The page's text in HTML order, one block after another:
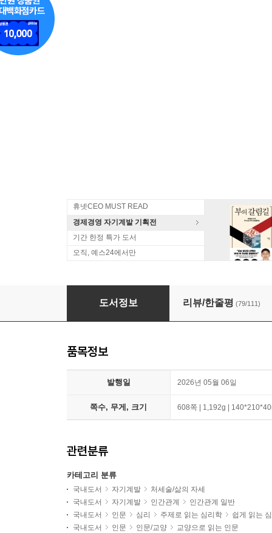
휴넷CEO MUST READ
경제경영 자기계발 기획전
기간 한정 특가 도서
오직, 예스24에서만
나는 왜 자꾸 내 탓을 할까 + 쪼개기 법칙 세트
도서정보 리뷰/한줄평 (79/111)
품목정보
발행일 2026년 05월 06일
쪽수, 무게, 크기 608쪽 | 1,192g |
관련분류
카테고리 분류
국내도서 자기계발
처세술/삶의 자세
국내도서
자기계발 인간관계
인간관계 일반
국내도서
인문 심리 주제로 읽는 심리학
쉽게 읽는
국내도서
인문 인문/교양
교양으로 읽는 인문